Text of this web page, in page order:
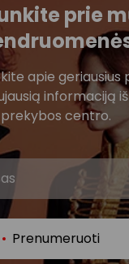
prie
apie geriausius
informaciją iš
prekybos centro.
Prenumeruoti